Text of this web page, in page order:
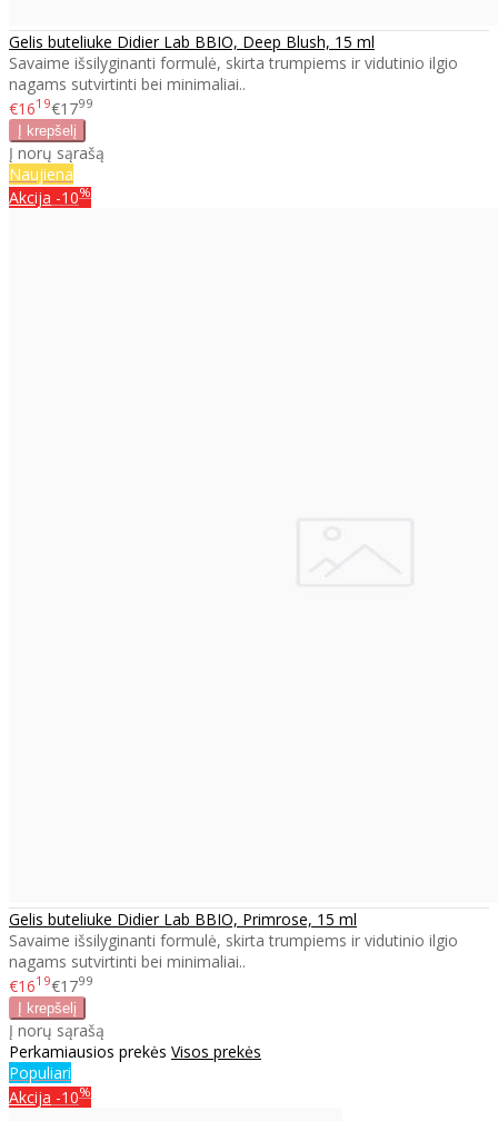
Gelis buteliuke Didier Lab BBIO, Deep Blush, 15 ml
Savaime išsilyginanti formulė, skirta trumpiems ir vidutinio ilgio
nagams sutvirtinti bei minimaliai..
€1619€1799
Į norų sąrašą
Naujiena
Akcija -10%
Gelis buteliuke Didier Lab BBIO, Primrose, 15 ml
Savaime išsilyginanti formulė, skirta trumpiems ir vidutinio ilgio
nagams sutvirtinti bei minimaliai..
€1619€1799
Į norų sąrašą
Perkamiausios prekės Visos prekės
Populiari
Akcija -10%